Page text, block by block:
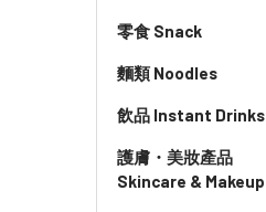
零食 Snack
麵類 Noodles
飲品 Instant Drinks
護膚・美妝產品
Skincare & Makeup